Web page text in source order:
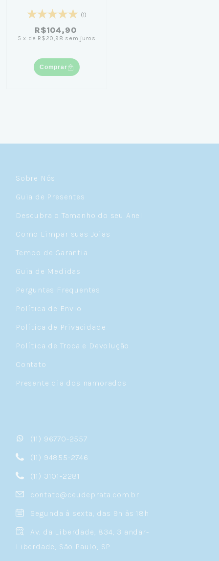
(1)
R$104,90
5 x de R$20,98 sem juros
Comprar
Sobre Nós
Guia de Presentes
Descubra o Tamanho do seu Anel
Como Limpar suas Joias
Tempo de Garantia
Guia de Medidas
Perguntas Frequentes
Política de Envio
Política de Privacidade
Política de Troca e Devolução
Contato
Presente dia dos namorados
(11) 96770-2557
(11) 94855-2746
(11) 3101-2281
contato@ceudeprata.com.br
Segunda à sexta, das 9h às 18h
Av. da Liberdade, 834, 3 andar-
Liberdade, São Paulo, SP